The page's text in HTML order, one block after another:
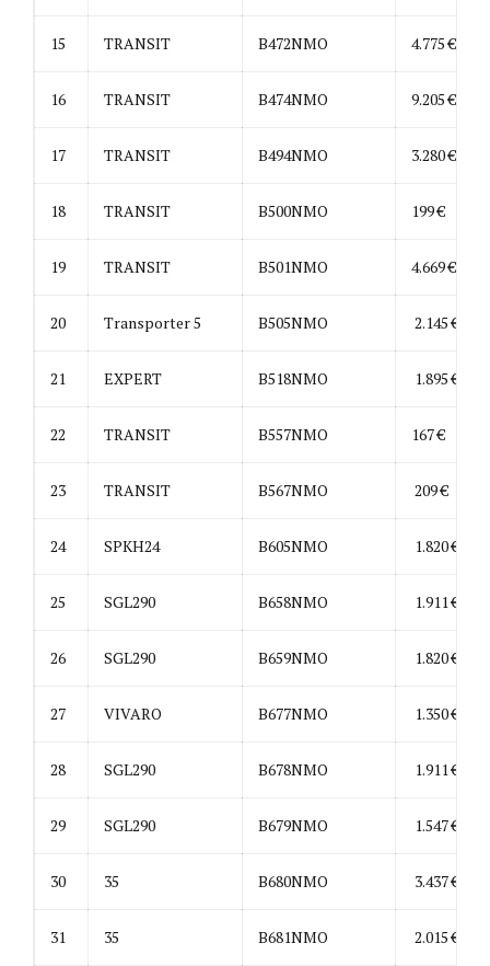
15 TRANSIT B472NMO 4.775 €
16 TRANSIT B474NMO 9.205 €
17 TRANSIT B494NMO 3.280 €
18 TRANSIT B500NMO 199 €
19 TRANSIT B501NMO 4.669 €
20 Transporter 5 B505NMO 2.145 €
21 EXPERT B518NMO 1.895 €
22 TRANSIT B557NMO 167 €
23 TRANSIT B567NMO 209 €
24 SPKH24 B605NMO 1.820 €
25 SGL290 B658NMO 1.911 €
26 SGL290 B659NMO 1.820 €
27 VIVARO B677NMO 1.350 €
28 SGL290 B678NMO 1.911 €
29 SGL290 B679NMO 1.547 €
30 35 B680NMO 3.437 €
31 35 B681NMO 2.015 €